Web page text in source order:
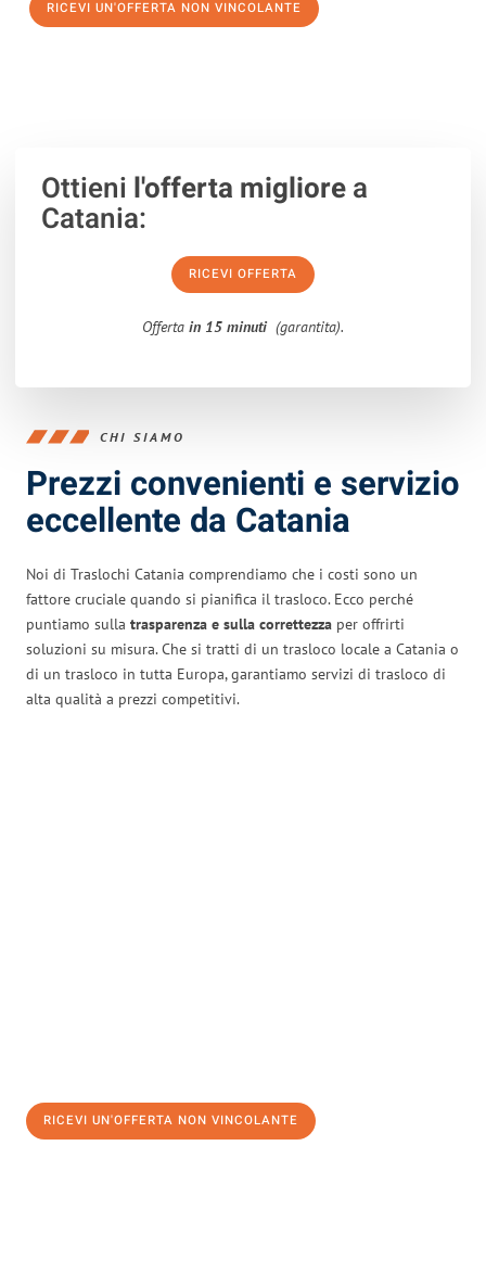
RICEVI UN'OFFERTA NON VINCOLANTE
Ottieni l'offerta migliorea
Catania:
RICEVI OFFERTA
Offerta in 15 minuti (garantita).
CHI SIAMO
Prezzi convenienti e servizio
eccellente da Catania
Noi di Traslochi Catania comprendiamo che i costi sono un
fattore cruciale quando si pianifica il trasloco. Ecco perché
puntiamo sulla trasparenza e sulla correttezza per offrirti
soluzioni su misura. Che si tratti di un trasloco locale a Catania o
di un trasloco in tutta Europa, garantiamo servizi di trasloco di
alta qualità a prezzi competitivi.
RICEVI UN'OFFERTA NON VINCOLANTE